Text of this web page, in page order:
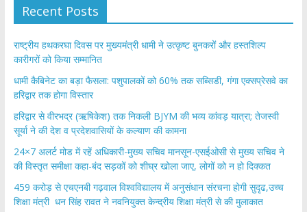
Recent Posts
राष्ट्रीय हथकरघा दिवस पर मुख्यमंत्री धामी ने उत्कृष्ट बुनकरों और हस्तशिल्प
कारीगरों को किया सम्मानित
​धामी कैबिनेट का बड़ा फैसला: पशुपालकों को 60% तक सब्सिडी, गंगा एक्सप्रेसवे का
हरिद्वार तक होगा विस्तार
​हरिद्वार से वीरभद्र (ऋषिकेश) तक निकली BJYM की भव्य कांवड़ यात्रा; तेजस्वी
सूर्या ने की देश व प्रदेशवासियों के कल्याण की कामना
24×7 अलर्ट मोड में रहें अधिकारी-मुख्य सचिव मानसून-एसईओसी से मुख्य सचिव ने
की विस्तृत समीक्षा कहा-बंद सड़कों को शीघ्र खोला जाए, लोगों को न हो दिक्कत
459 करोड़ से एचएनबी गढ़वाल विश्वविद्यालय में अनुसंधान संरचना होगी सुदृढ,उच्च
शिक्षा मंत्री धन सिंह रावत ने नवनियुक्त केन्द्रीय शिक्षा मंत्री से की मुलाकात